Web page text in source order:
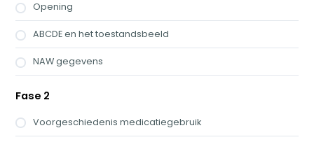
Opening
ABCDE en het toestandsbeeld
NAW gegevens
Fase 2
Voorgeschiedenis medicatiegebruik